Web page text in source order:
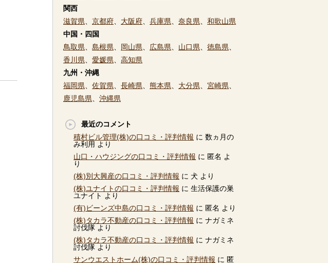
関西
滋賀県
京都府 大阪府 兵庫県 奈良県
和歌山県
中国・四国
鳥取県
島根県 岡山県 広島県 山口県 徳島県
香川県
愛媛県
高知県
九州・沖縄
福岡県
佐賀県 長崎県 熊本県 大分県 宮崎県
鹿児島県
沖縄県
最近のコメント
積村ビル管理(株)の口コミ・評判情報 に 数ヵ月の
み利用 より
山口・ハウジングの口コミ・評判情報 に 匿名 よ
り
(株)別大興産の口コミ・評判情報 に 犬 より
(株)ユナイトの口コミ・評判情報 に 生活保護の巣
ユナイト より
(有)ビーンズ中島の口コミ・評判情報 に 匿名 より
(株)タカラ不動産の口コミ・評判情報 に ナガミネ
討伐隊 より
(株)タカラ不動産の口コミ・評判情報 に ナガミネ
討伐隊 より
サンウエストホーム(株)の口コミ・評判情報 に 匿